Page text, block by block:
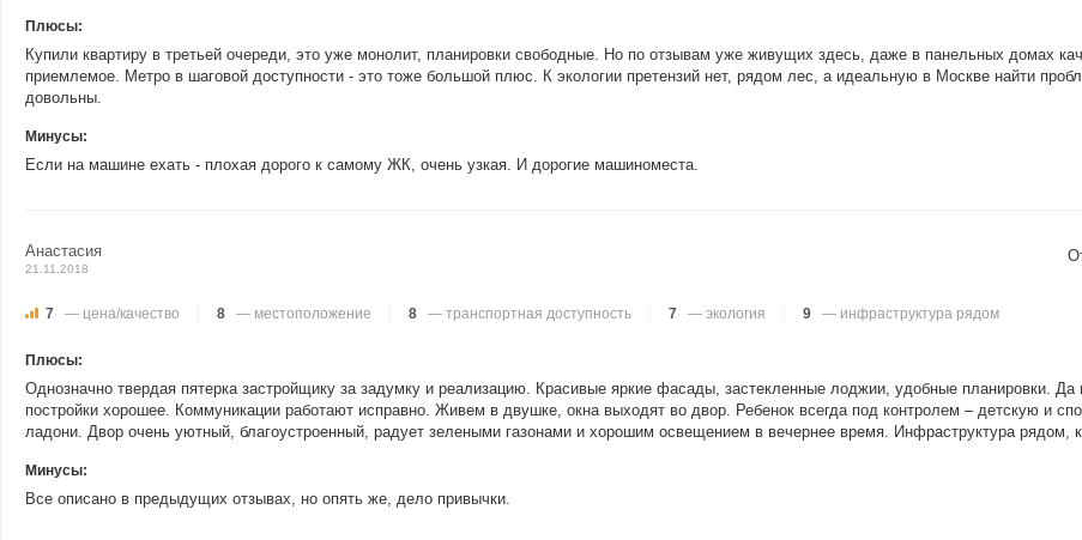
Плюсы:
Купили квартиру в третьей очереди, это уже монолит, планировки свободные. Но по отзывам уже живущих здесь, даже в панельных домах
приемлемое. Метро в шаговой доступности - это тоже большой плюс. К экологии претензий нет, рядом лес, а идеальную в Москве найти
довольны.
Минусы:
Если на машине ехать - плохая дорого к самому ЖК, очень узкая. И дорогие машиноместа.
Анастасия
21.11.2018
7 — цена/качество 8 — местоположение 8 — транспортная доступность 7 — экология 9 — инфраструктура рядом
Плюсы:
Однозначно твердая пятерка застройщику за задумку и реализацию. Красивые яркие фасады, застекленные лоджии, удобные планировки. Да
постройки хорошее. Коммуникации работают исправно. Живем в двушке, окна выходят во двор. Ребенок всегда под контролем – детскую и
ладони. Двор очень уютный, благоустроенный, радует зелеными газонами и хорошим освещением в вечернее время. Инфраструктура рядом,
Минусы:
Все описано в предыдущих отзывах, но опять же, дело привычки.